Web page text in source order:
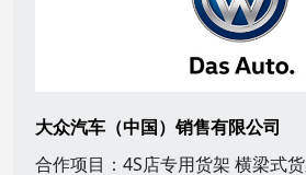
大众汽车（中国）销售有限公司
合作项目：4S店专用货架 横梁式